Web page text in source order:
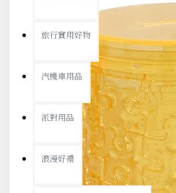
旅行實用好物
汽機車用品
派對用品
浪漫好禮